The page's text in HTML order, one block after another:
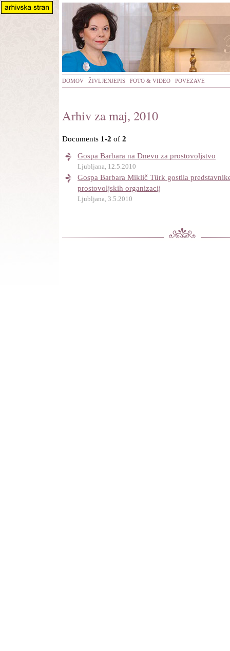
DOMOV ŽIVLJENJEPIS FOTO & VIDEO POVEZAVE
Arhiv za maj, 2010
Documents 1-2 of 2
Gospa Barbara na Dnevu za prostovoljstvo
Ljubljana, 12.5.2010
Gospa Barbara Miklič Türk gostila
prostovoljskih organizacij
Ljubljana, 3.5.2010